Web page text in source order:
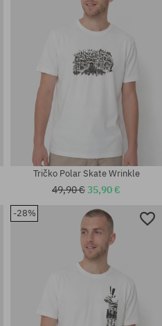
Dostupné veľkosti:
Tričko Polar Skate Wrinkle
49,90 €35,90 €
-28%